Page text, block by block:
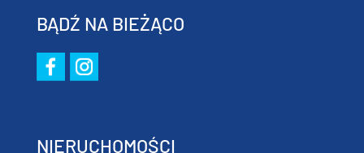
BĄDŹ NA BIEŻĄCO
NIERUCHOMOŚCI